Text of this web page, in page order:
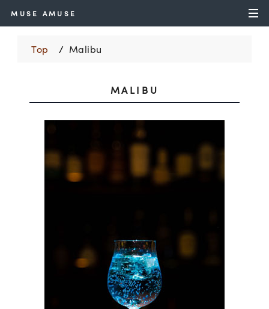
MUSE AMUSE
Top Malibu
MALIBU